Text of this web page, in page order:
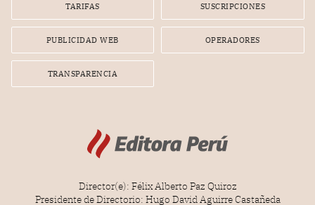
TARIFAS SUSCRIPCIONES
PUBLICIDAD WEB OPERADORES
TRANSPARENCIA
Director(e): Félix Alberto Paz Quiroz
Presidente de Directorio: Hugo David Aguirre Castañeda